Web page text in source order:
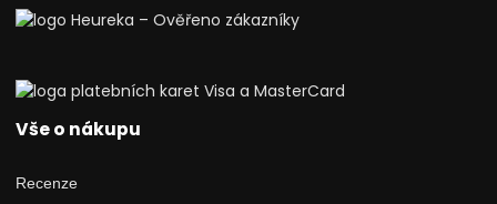
Vše o nákupu
Recenze